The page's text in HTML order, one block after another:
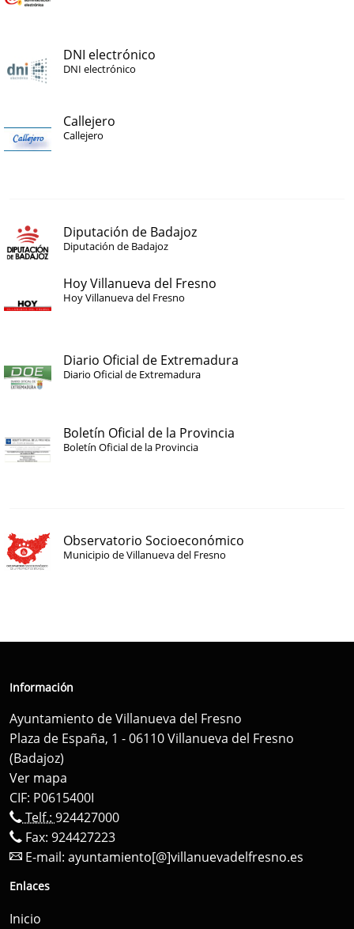
DNI electrónico
DNI electrónico
Callejero
Callejero
Diputación de Badajoz
Diputación de Badajoz
Hoy Villanueva del Fresno
Hoy Villanueva del Fresno
Diario Oficial de Extremadura
Diario Oficial de Extremadura
Boletín Oficial de la Provincia
Boletín Oficial de la Provincia
Observatorio Socioeconómico
Municipio de Villanueva del Fresno
Información
Ayuntamiento de Villanueva del Fresno
Plaza de España, 1 - 06110 Villanueva del Fresno
(Badajoz)
Ver mapa
CIF: P0615400I
Telf.: 924427000
Fax: 924427223
E-mail: ayuntamiento[@]villanuevadelfresno.es
Enlaces
Inicio